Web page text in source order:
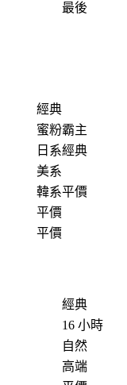
最後
經典
蜜粉霸主
日系經典
美系
韓系平價
平價
平價
經典
16 小時
自然
高端